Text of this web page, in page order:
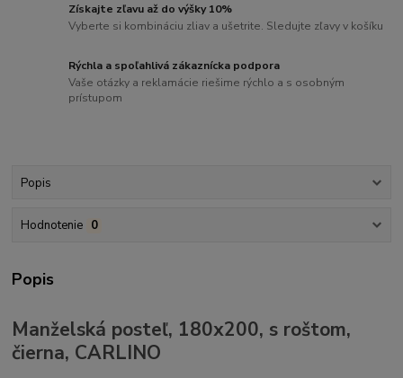
Získajte zľavu až do výšky 10%
Vyberte si kombináciu zliav a ušetrite. Sledujte zľavy v košíku
Rýchla a spoľahlivá zákaznícka podpora
Vaše otázky a reklamácie riešime rýchlo a s osobným
prístupom
Popis
Hodnotenie 0
Popis
Manželská posteľ, 180x200, s roštom,
čierna, CARLINO